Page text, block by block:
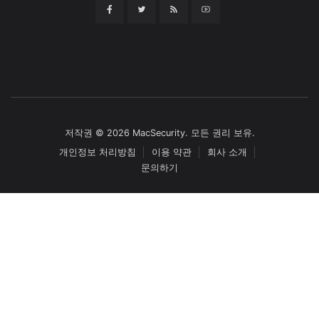
저작권 © 2026 MacSecurity. 모든 권리 보유.
개인정보 처리방침
이용 약관
회사 소개
문의하기